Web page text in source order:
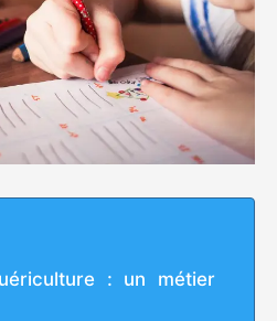
: un métier